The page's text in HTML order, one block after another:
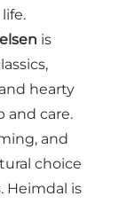
is
hearty
and care.
and
choice
Heimdal is